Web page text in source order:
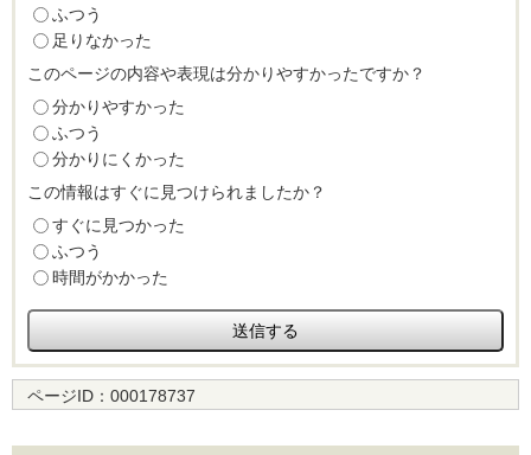
ふつう
足りなかった
このページの内容や表現は分かりやすかったですか？
分かりやすかった
ふつう
分かりにくかった
この情報はすぐに見つけられましたか？
すぐに見つかった
ふつう
時間がかかった
ページID： 000178737